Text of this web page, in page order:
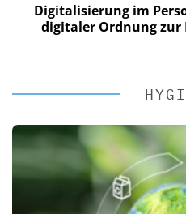
Digitalisierung im
digitaler Ordnung zur